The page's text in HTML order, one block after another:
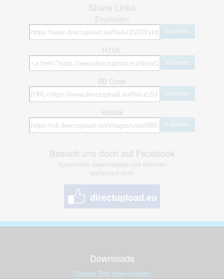
Share Links
Empfohlen
kopieren
HTML
kopieren
BB Code
kopieren
Hotlink
kopieren
Besuch uns doch auf Facebook
Spannende Gewinnspiele und Aktionen
warten auf dich!
Downloads
Dieses Bild downloaden